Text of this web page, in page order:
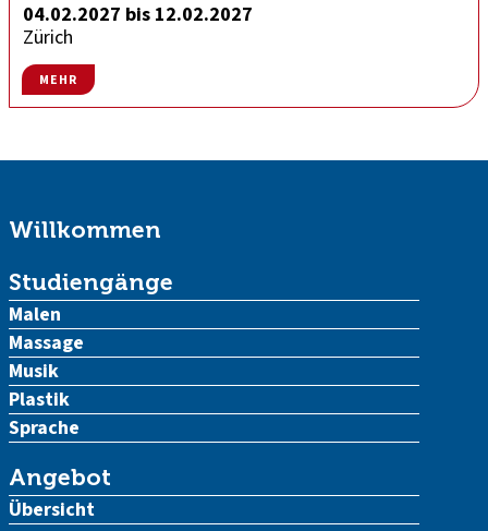
04.02.2027 bis 12.02.2027
Zürich
MEHR
Willkommen
Studiengänge
Malen
Massage
Musik
Plastik
Sprache
Angebot
Übersicht